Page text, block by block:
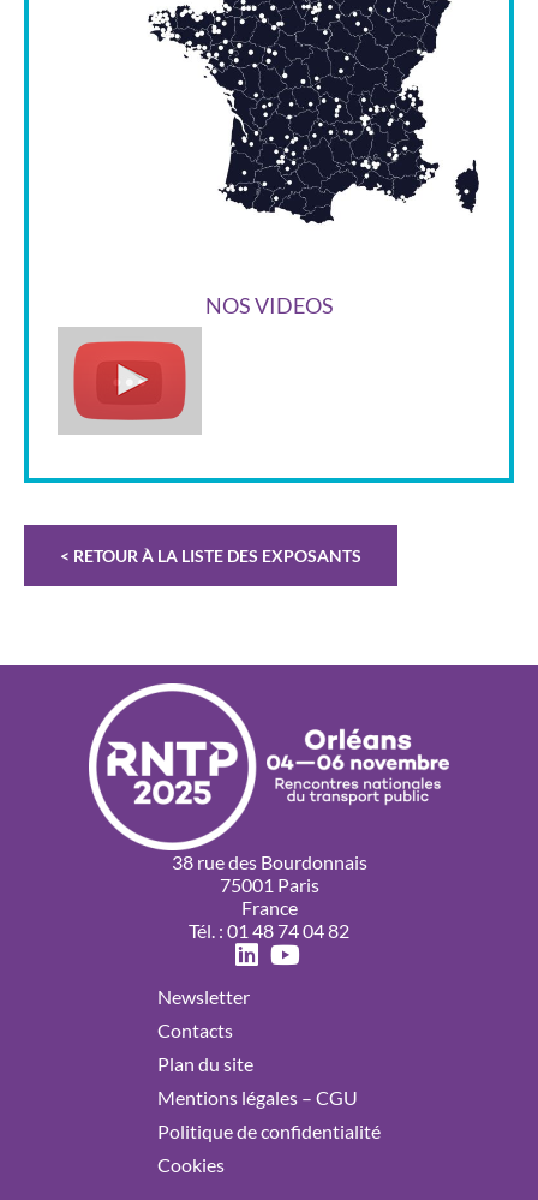
NOS VIDEOS
< RETOUR À LA LISTE DES EXPOSANTS
38 rue des Bourdonnais
75001 Paris
France
Tél. : 01 48 74 04 82
Newsletter
Contacts
Plan du site
Mentions légales – CGU
Politique de confidentialité
Cookies